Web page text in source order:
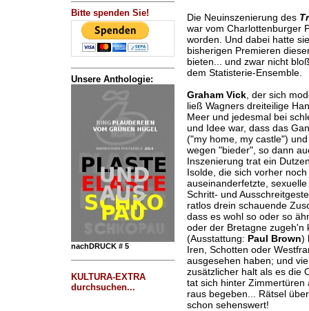
Bitte spenden Sie!
Unsere Anthologie:
nachDRUCK # 5
KULTURA-EXTRA
durchsuchen...
Die Neuinszenierung des
war vom Charlottenburger
worden. Und dabei hatte
bisherigen Premieren
bieten... und zwar nicht
dem Statisterie-Ensemble.
Graham Vick, der sich
ließ Wagners dreiteilige
Meer und jedesmal bei
und Idee war, dass das
("my home, my castle")
wegen "bieder", so dann
Inszenierung trat ein
Isolde, die sich vorher
auseinanderfetzte,
Schritt- und
ratlos drein schauende
dass es wohl so oder so
oder der Bretagne zugeh'n
(Ausstattung: Paul Brown)
Iren, Schotten oder
ausgesehen haben; und
zusätzlicher halt als es die
tat sich hinter
raus begeben... Rätsel
schon sehenswert!